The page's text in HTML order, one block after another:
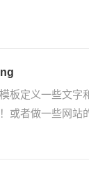
板定义一些文字
或者做一些网站